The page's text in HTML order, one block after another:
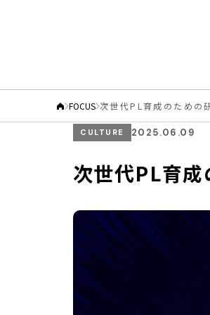
FOCUS 次世代PL育成のための
CULTURE 2025.06.09
次世代PL育成